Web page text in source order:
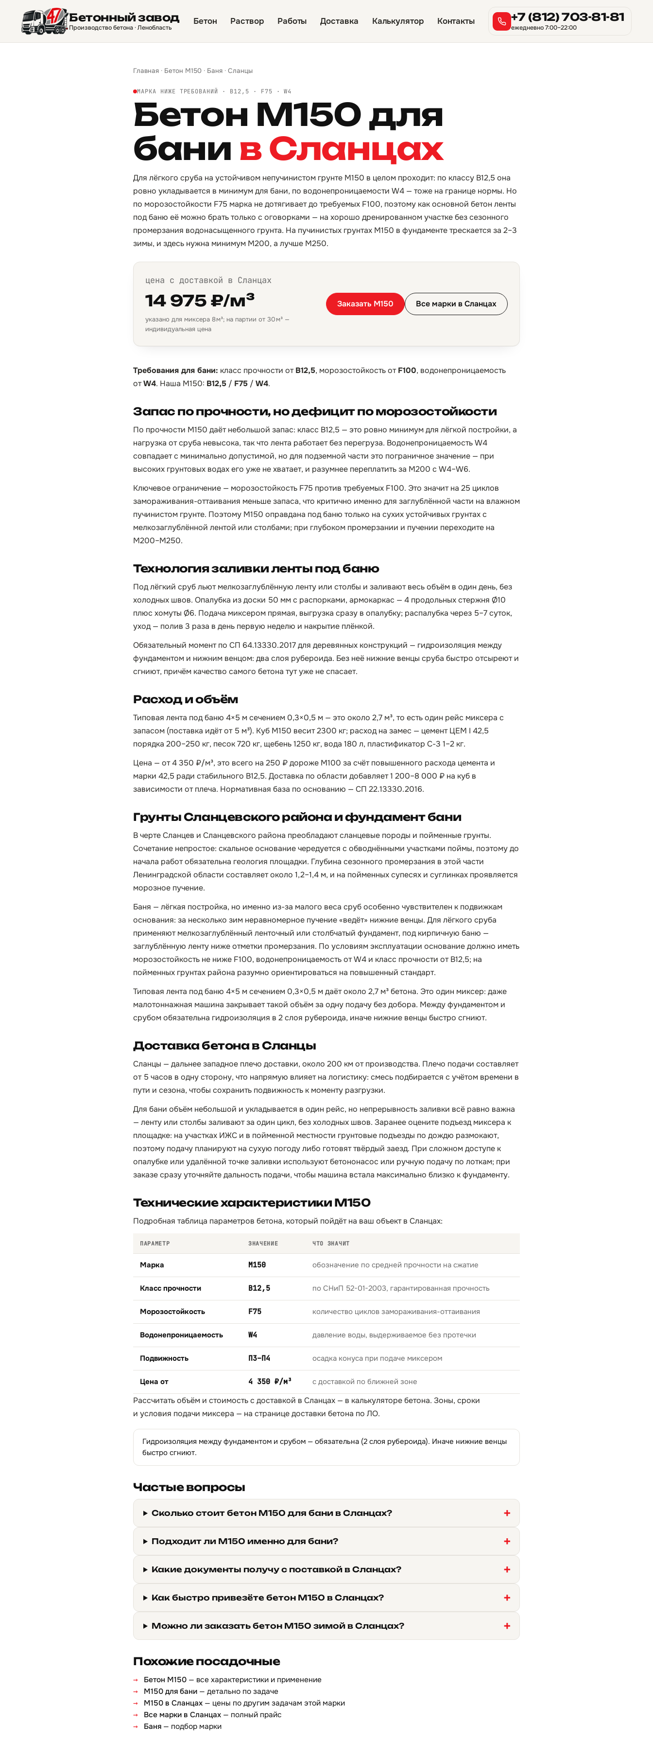
Бетонный завод
Производство бетона · Ленобласть
Бетон Раствор Работы Доставка Калькулятор Контакты +7 (812) 703-81-81
ежедневно 7:00–22:00
Главная · Бетон М150 · Баня · Сланцы
МАРКА НИЖЕ ТРЕБОВАНИЙ · B12,5 · F75 · W4
Бетон М150 для
бани в Сланцах
Для лёгкого сруба на устойчивом непучинистом грунте М150 в целом проходит: по классу B12,5 она
ровно укладывается в минимум для бани, по водонепроницаемости W4 — тоже на границе нормы. Но
по морозостойкости F75 марка не дотягивает до требуемых F100, поэтому как основной бетон ленты
под баню её можно брать только с оговорками — на хорошо дренированном участке без сезонного
промерзания водонасыщенного грунта. На пучинистых грунтах М150 в фундаменте трескается за 2–3
зимы, и здесь нужна минимум М200, а лучше М250.
цена с доставкой в Сланцах
14 975 ₽/м³
указано для миксера 8 м³; на партии от 30 м³ —
индивидуальная цена
Заказать М150 Все марки в Сланцах
Требования для бани: класс прочности отB12,5, морозостойкость отF100, водонепроницаемость
отW4. Наша М150: B12,5 / F75 / W4.
Запас по прочности, но дефицит по морозостойкости
По прочности М150 даёт небольшой запас: класс B12,5 — это ровно минимум для лёгкой постройки, а
нагрузка от сруба невысока, так что лента работает без перегруза. Водонепроницаемость W4
совпадает с минимально допустимой, но для подземной части это пограничное значение — при
высоких грунтовых водах его уже не хватает, и разумнее переплатить за М200 с W4–W6.
Ключевое ограничение — морозостойкость F75 против требуемых F100. Это значит на 25 циклов
замораживания-оттаивания меньше запаса, что критично именно для заглублённой части на влажном
пучинистом грунте. Поэтому М150 оправдана под баню только на сухих устойчивых грунтах с
мелкозаглублённой лентой или столбами; при глубоком промерзании и пучении переходите на
М200–М250.
Технология заливки ленты под баню
Под лёгкий сруб льют мелкозаглублённую ленту или столбы и заливают весь объём в один день, без
холодных швов. Опалубка из доски 50 мм с распорками, армокаркас — 4 продольных стержня Ø10
плюс хомуты Ø6. Подача миксером прямая, выгрузка сразу в опалубку; распалубка через 5–7 суток,
уход — полив 3 раза в день первую неделю и накрытие плёнкой.
Обязательный момент по СП 64.13330.2017 для деревянных конструкций — гидроизоляция между
фундаментом и нижним венцом: два слоя рубероида. Без неё нижние венцы сруба быстро отсыреют и
сгниют, причём качество самого бетона тут уже не спасает.
Расход и объём
Типовая лента под баню 4×5 м сечением 0,3×0,5 м — это около 2,7 м³, то есть один рейс миксера с
запасом (поставка идёт от 5 м³). Куб М150 весит 2300 кг; расход на замес — цемент ЦЕМ I 42,5
порядка 200–250 кг, песок 720 кг, щебень 1250 кг, вода 180 л, пластификатор С-3 1–2 кг.
Цена — от 4 350 ₽/м³, это всего на 250 ₽ дороже М100 за счёт повышенного расхода цемента и
марки 42,5 ради стабильного B12,5. Доставка по области добавляет 1 200–8 000 ₽ на куб в
зависимости от плеча. Нормативная база по основанию — СП 22.13330.2016.
Грунты Сланцевского района и фундамент бани
В черте Сланцев и Сланцевского района преобладают сланцевые породы и пойменные грунты.
Сочетание непростое: скальное основание чередуется с обводнёнными участками поймы, поэтому до
начала работ обязательна геология площадки. Глубина сезонного промерзания в этой части
Ленинградской области составляет около 1,2–1,4 м, и на пойменных супесях и суглинках проявляется
морозное пучение.
Баня — лёгкая постройка, но именно из-за малого веса сруб особенно чувствителен к подвижкам
основания: за несколько зим неравномерное пучение «ведёт» нижние венцы. Для лёгкого сруба
применяют мелкозаглублённый ленточный или столбчатый фундамент, под кирпичную баню —
заглублённую ленту ниже отметки промерзания. По условиям эксплуатации основание должно иметь
морозостойкость не ниже F100, водонепроницаемость от W4 и класс прочности от B12,5; на
пойменных грунтах района разумно ориентироваться на повышенный стандарт.
Типовая лента под баню 4×5 м сечением 0,3×0,5 м даёт около 2,7 м³ бетона. Это один миксер: даже
малотоннажная машина закрывает такой объём за одну подачу без добора. Между фундаментом и
срубом обязательна гидроизоляция в 2 слоя рубероида, иначе нижние венцы быстро сгниют.
Доставка бетона в Сланцы
Сланцы — дальнее западное плечо доставки, около 200 км от производства. Плечо подачи составляет
от 5 часов в одну сторону, что напрямую влияет на логистику: смесь подбирается с учётом времени в
пути и сезона, чтобы сохранить подвижность к моменту разгрузки.
Для бани объём небольшой и укладывается в один рейс, но непрерывность заливки всё равно важна
— ленту или столбы заливают за один цикл, без холодных швов. Заранее оцените подъезд миксера к
площадке: на участках ИЖС и в пойменной местности грунтовые подъезды по дождю размокают,
поэтому подачу планируют на сухую погоду либо готовят твёрдый заезд. При сложном доступе к
опалубке или удалённой точке заливки используют бетононасос или ручную подачу по лоткам; при
заказе сразу уточняйте дальность подачи, чтобы машина встала максимально близко к фундаменту.
Технические характеристики М150
Подробная таблица параметров бетона, который пойдёт на ваш объект в Сланцах:
ПАРАМЕТР ЗНАЧЕНИЕ ЧТО ЗНАЧИТ
Марка М150 обозначение по средней прочности на сжатие
Класс прочности B12,5 по СНиП 52-01-2003, гарантированная прочность
Морозостойкость F75 количество циклов замораживания-оттаивания
Водонепроницаемость W4 давление воды, выдерживаемое без протечки
Подвижность П3–П4 осадка конуса при подаче миксером
Цена от 4 350 ₽/м³ с доставкой по ближней зоне
Рассчитать объём и стоимость с доставкой в Сланцах — в калькуляторе бетона. Зоны, сроки
и условия подачи миксера — на страницедоставки бетона по ЛО.
Гидроизоляция между фундаментом и срубом — обязательна (2 слоя рубероида). Иначе нижние венцы
быстро сгниют.
Частые вопросы
Сколько стоит бетон М150 для бани в Сланцах?
Подходит ли М150 именно для бани?
Какие документы получу с поставкой в Сланцах?
Как быстро привезёте бетон М150 в Сланцах?
Можно ли заказать бетон М150 зимой в Сланцах?
Похожие посадочные
Бетон М150 — все характеристики и применение
М150 для бани — детально по задаче
М150 в Сланцах — цены по другим задачам этой марки
Все марки в Сланцах — полный прайс
Баня — подбор марки